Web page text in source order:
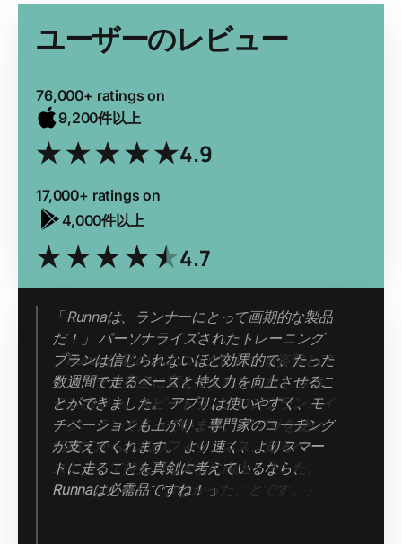
ユーザーのレビュー
76,000+ ratings on
9,200件以上
4.9
17,000+ ratings on
4,000件以上
4.7
「Runnaは私のランニングに対する姿勢とア
プローチを完全に変えてくれました。 今は
テンポラン、スピードラン、ロングラン、イ
ージーランで走っています。 アプリを使い
始めてから、私のフィットネス、走るペー
ス、そして持久力は大幅に向上しました。
Runnaなしにはできなかったことです。」